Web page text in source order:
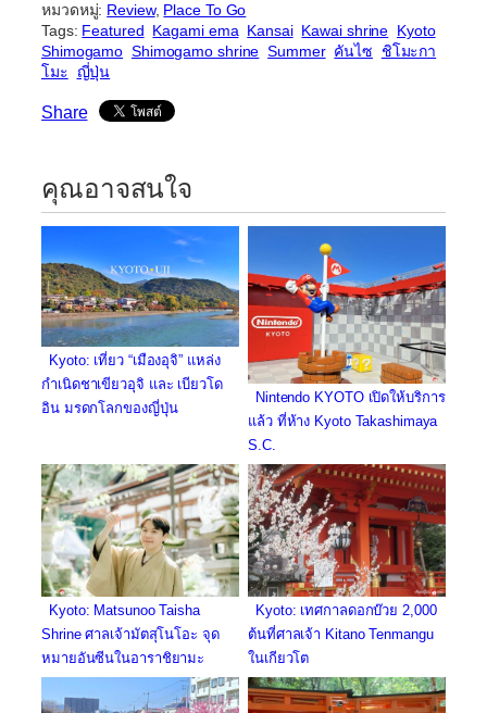
หมวดหมู่: Review, Place To Go
Tags: Featured Kagami ema Kansai Kawai shrine Kyoto
Shimogamo Shimogamo shrine Summer คันไซ
ชิโมะกา
โมะ ญี่ปุ่น
Share
คุณอาจสนใจ
Kyoto: เที่ยว “เมืองอุจิ” แหล่ง
กำเนิดชาเขียวอุจิ และ เบียวโด
อิน มรดกโลกของญี่ปุ่น
Nintendo KYOTO เปิดให้บริการ
แล้ว ที่ห้าง Kyoto Takashimaya
S.C.
Kyoto: Matsunoo Taisha
Shrine ศาลเจ้ามัตสุโนโอะ จุด
หมายอันซีนในอาราชิยามะ
Kyoto: เทศกาลดอกบ๊วย 2,000
ต้นที่ศาลเจ้า Kitano Tenmangu
ในเกียวโต